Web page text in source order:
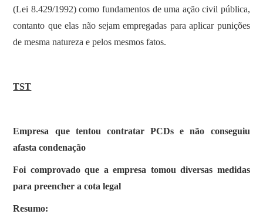
(Lei 8.429/1992) como fundamentos de uma ação civil pública,
contanto que elas não sejam empregadas para aplicar punições
de mesma natureza e pelos mesmos fatos.
TST
Empresa que tentou contratar PCDs e não conseguiu
afasta condenação
Foi comprovado que a empresa tomou diversas medidas
para preencher a cota legal
Resumo: